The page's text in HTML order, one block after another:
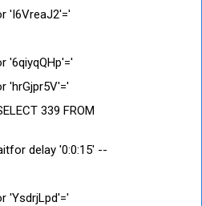
'I6VreaJ2'='
'6qiyqQHp'='
'hrGjpr5V'='
339 FROM
delay '0:0:15' --
'YsdrjLpd'='